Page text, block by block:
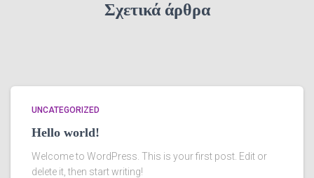
Σχετικά άρθρα
UNCATEGORIZED
Hello world!
Welcome to WordPress. This is your first post. Edit or
delete it, then start writing!